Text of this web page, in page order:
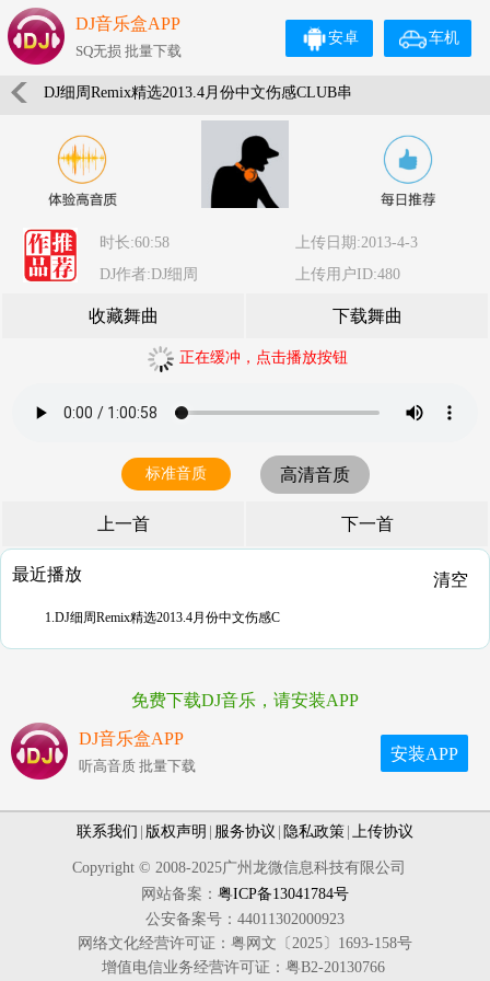
DJ音乐盒APP
SQ无损 批量下载
车机
安卓
DJ细周Remix精选2013.4月份中文伤感CLUB串
时长:60:58
上传日期:2013-4-3
DJ作者:DJ细周
上传用户ID:480
收藏舞曲 下载舞曲
正在缓冲，点击播放按钮
标准音质 高清音质
上一首 下一首
最近播放 清空
1.DJ细周Remix精选2013.4月份中文伤感C
免费下载DJ音乐，请安装APP
DJ音乐盒APP
听高音质 批量下载
安装APP
联系我们 版权声明 服务协议 隐私政策 上传协议
Copyright © 2008-2025广州龙微信息科技有限公司
网站备案： 粤ICP备13041784号
公安备案号：44011302000923
网络文化经营许可证：粤网文〔2025〕1693-158号
增值电信业务经营许可证：粤B2-20130766